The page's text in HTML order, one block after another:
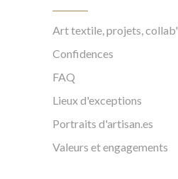
Art textile, projets, collab'
Confidences
FAQ
Lieux d'exceptions
Portraits d'artisan.es
Valeurs et engagements